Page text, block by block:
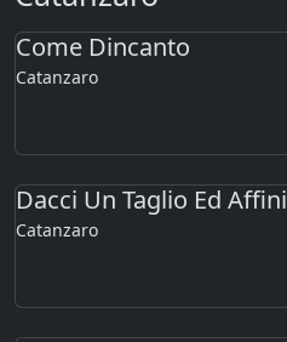
Come Dincanto
Catanzaro
Dacci Un Taglio Ed Affini
Catanzaro